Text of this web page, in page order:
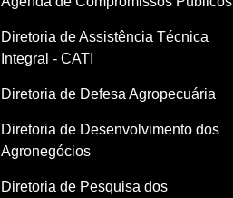
Diretoria de Assistência Técnica
Integral - CATI
Diretoria de Defesa Agropecuária
Diretoria de Desenvolvimento dos
Agronegócios
Diretoria de Pesquisa dos